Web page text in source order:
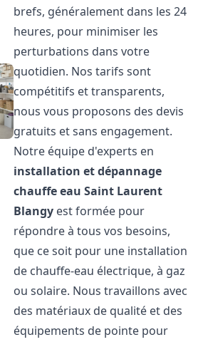
brefs, généralement dans les 24
heures, pour minimiser les
perturbations dans votre
quotidien. Nos tarifs sont
compétitifs et transparents,
nous vous proposons des devis
gratuits et sans engagement.
Notre équipe d'experts en
installation et dépannage
chauffe eau Saint Laurent
Blangy est formée pour
répondre à tous vos besoins,
que ce soit pour une installation
de chauffe-eau électrique, à gaz
ou solaire. Nous travaillons avec
des matériaux de qualité et des
équipements de pointe pour